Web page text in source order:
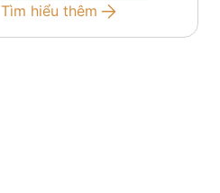
Tìm hiểu thêm